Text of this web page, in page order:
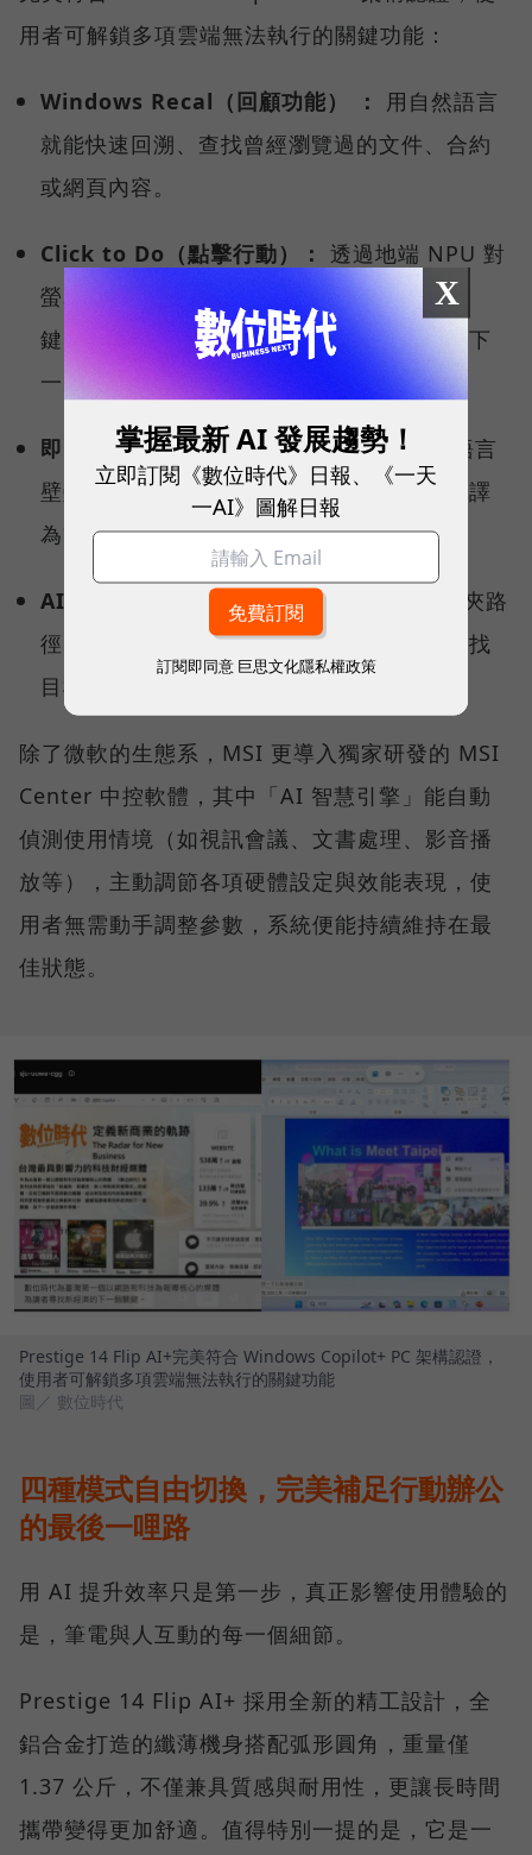
用者可解鎖多項雲端無法執行的關鍵功能：
Windows Recal（回顧功能） ：
用自然語言
就能快速回溯、查找曾經瀏覽過的文件、合約
或網頁內容。
Click to Do（點擊行動）： 透過地端 NPU 對
螢幕內容的即時理解，使用者只要按下快捷
鍵，就能讓系統智慧偵測、分析，預測你的下
一步行動，快速啟動後續工作流程。
即時字幕翻譯（Live Captions）：打破語言
壁壘，跨國視訊會議時，即時將多國語言翻譯
為繁體中文。
AI 智慧搜尋：
不需要精確記住檔名或資料夾路
徑，用自然語言就能從茫茫資料海中精準查找
目標檔案。
除了微軟的生態系，MSI 更導入獨家研發的 MSI
Center 中控軟體，其中「AI 智慧引擎」能自動
偵測使用情境（如視訊會議、文書處理、影音播
放等），主動調節各項硬體設定與效能表現，使
用者無需動手調整參數，系統便能持續維持在最
佳狀態。
Prestige 14 Flip AI+完美符合 Windows Copilot+ PC 架構認證，
使用者可解鎖多項雲端無法執行的關鍵功能
圖／ 數位時代
四種模式自由切換，完美補足行動辦公
的最後一哩路
用 AI 提升效率只是第一步，真正影響使用體驗的
是，筆電與人互動的每一個細節。
Prestige 14 Flip AI+ 採用全新的精工設計，全
鋁合金打造的纖薄機身搭配弧形圓角，重量僅
1.37 公斤，不僅兼具質感與耐用性，更讓長時間
攜帶變得更加舒適。值得特別一提的是，它是一
X
掌握最新 AI 發展趨勢！
立即訂閱《數位時代》日報、《一天
一AI》圖解日報
訂閱即同意 巨思文化隱私權政策